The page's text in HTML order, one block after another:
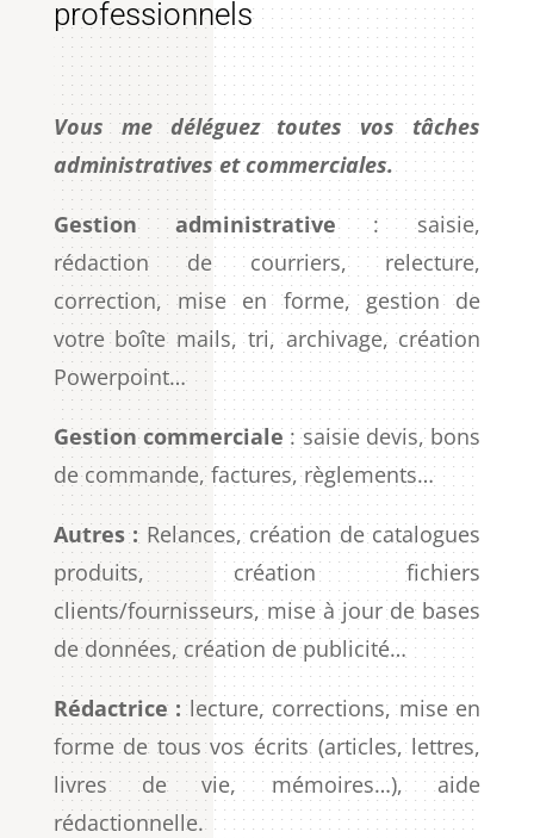
professionnels
Vous me déléguez toutes vos tâches
administratives et commerciales.
Gestion administrative: saisie,
rédaction de courriers, relecture,
correction, mise en forme, gestion de
votre boîte mails, tri, archivage, création
Powerpoint…
Gestion commerciale : saisie devis, bons
de commande, factures, règlements…
Autres :Relances, création de catalogues
produits, création fichiers
clients/fournisseurs, mise à jour de bases
de données, création de publicité…
Rédactrice :lecture, corrections, mise en
forme de tous vos écrits (articles, lettres,
livres de vie, mémoires…), aide
rédactionnelle.